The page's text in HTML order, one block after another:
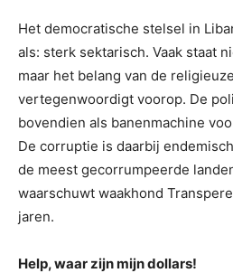
Het democratische stelsel in
als: sterk sektarisch. Vaak staat
maar het belang van de
vertegenwoordigt voorop. De
bovendien als banenmachine
De corruptie is daarbij
de meest gecorrumpeerde
waarschuwt waakhond
jaren.
Help, waar zijn mijn dollars!